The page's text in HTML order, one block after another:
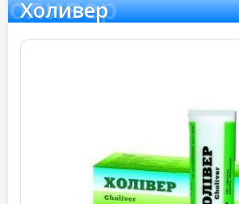
Холивер